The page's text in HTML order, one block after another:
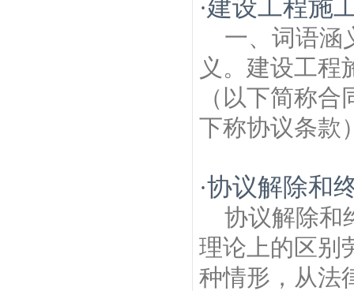
·建设工程施
一、词语
义。建设工程
（以下简称
下称协议条款
·协议解除和
协议解除和
理论上的区别
种情形，从法